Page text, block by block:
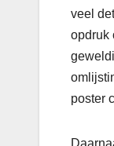
veel
opdruk
poster